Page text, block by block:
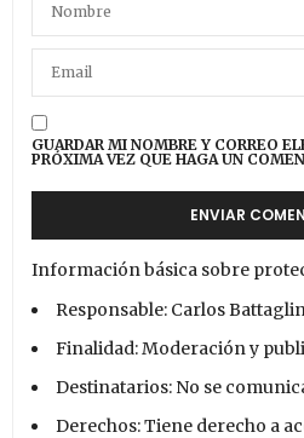
GUARDAR MI NOMBRE Y CORREO
PRÓXIMA VEZ QUE HAGA UN
Información básica sobre
Responsable: Carlos
Finalidad: Moderación y
Destinatarios: No se
Derechos: Tiene derecho a